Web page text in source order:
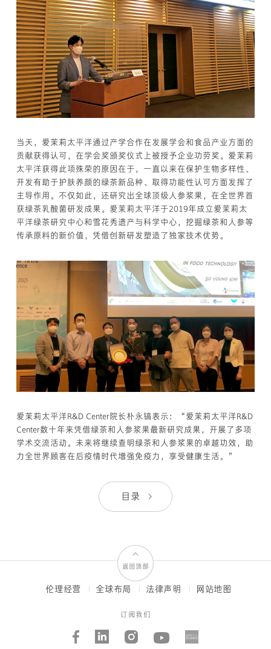
当天，爱茉莉太平洋通过产学合作在发展学会和食品产业方面的
贡献获得认可，在学会奖颁奖仪式上被授予企业功劳奖。爱茉莉
太平洋获得此项殊荣的原因在于，一直以来在保护生物多样性、
开发有助于护肤养颜的绿茶新品种、取得功能性认可方面发挥了
主导作用。不仅如此，还研究出全球顶级人参浆果，在全世界首
获绿茶乳酸菌研发成果。爱茉莉太平洋于2019年成立爱茉莉太
平洋绿茶研究中心和雪花秀遗产与科学中心，挖掘绿茶和人参等
传承原料的新价值，凭借创新研发塑造了独家技术优势。
爱茉莉太平洋R&D Center院长朴永镐表示：“爱茉莉太平洋R&D
Center数十年来凭借绿茶和人参浆果最新研究成果，开展了多项
学术交流活动。未来将继续查明绿茶和人参浆果的卓越功效，助
力全世界顾客在后疫情时代增强免疫力，享受健康生活。”
目录
返回顶部
FOOTER伦理经营 全球布局 法律声明 网站地图
订阅我们
Facebook
Linked_in
Instagram
Youtube